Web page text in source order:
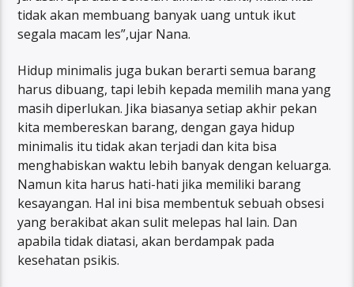
tidak akan membuang banyak uang untuk ikut
segala macam les”,ujar Nana.
Hidup minimalis juga bukan berarti semua barang
harus dibuang, tapi lebih kepada memilih mana yang
masih diperlukan. Jika biasanya setiap akhir pekan
kita membereskan barang, dengan gaya hidup
minimalis itu tidak akan terjadi dan kita bisa
menghabiskan waktu lebih banyak dengan keluarga.
Namun kita harus hati-hati jika memiliki barang
kesayangan. Hal ini bisa membentuk sebuah obsesi
yang berakibat akan sulit melepas hal lain. Dan
apabila tidak diatasi, akan berdampak pada
kesehatan psikis.